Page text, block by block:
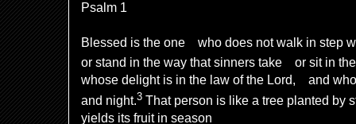
Psalm 1
Blessed is the one who does not walk in step
or stand in the way that sinners take or sit in
whose delight is in the law of the Lord, and
and night.3 That person is like a tree planted by
yields its fruit in season